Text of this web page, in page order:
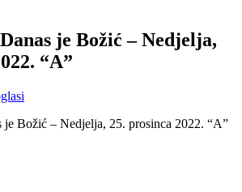
je Božić – Nedjelja,
“A”